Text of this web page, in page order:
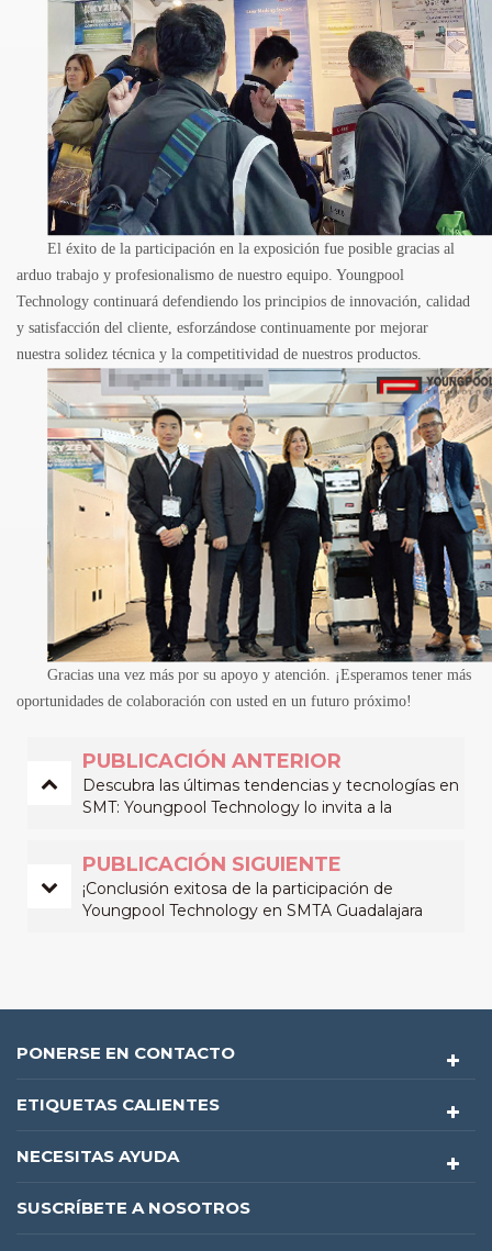
El éxito de la participación en la exposición fue posible gracias al
arduo trabajo y profesionalismo de nuestro equipo. Youngpool
Technology continuará defendiendo los principios de innovación, calidad
y satisfacción del cliente, esforzándose continuamente por mejorar
nuestra solidez técnica y la competitividad de nuestros productos.
Gracias una vez más por su apoyo y atención. ¡Esperamos tener más
oportunidades de colaboración con usted en un futuro próximo!
PUBLICACIÓN ANTERIOR
Descubra las últimas tendencias y tecnologías en
SMT: Youngpool Technology lo invita a la
PUBLICACIÓN SIGUIENTE
¡Conclusión exitosa de la participación de
Youngpool Technology en SMTA Guadalajara
PONERSE EN CONTACTO
ETIQUETAS CALIENTES
NECESITAS AYUDA
SUSCRÍBETE A NOSOTROS